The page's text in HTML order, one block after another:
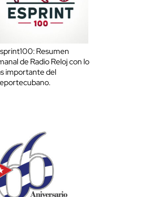
Resumen
de Radio Reloj con lo
importante del